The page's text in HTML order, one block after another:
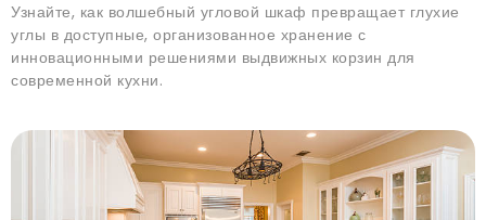
Узнайте, как волшебный угловой шкаф превращает глухие
углы в доступные, организованное хранение с
инновационными решениями выдвижных корзин для
современной кухни.